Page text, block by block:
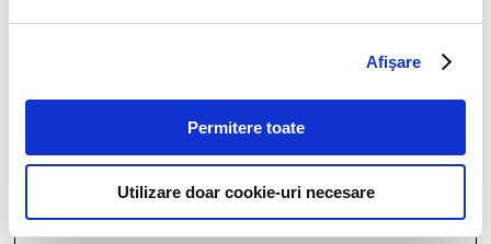
Afişare
Permitere toate
Utilizare doar cookie-uri necesare